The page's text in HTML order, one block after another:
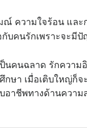
ณ์ ความใจร้อน และ
บคนรักเพราะจะมี
นคนฉลาด รักความ
กษา เมื่อเติบใหญ่
อาชีพทางด้านความ